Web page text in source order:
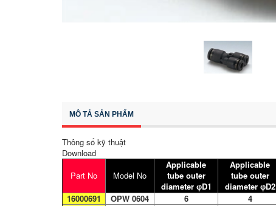
MÔ TẢ SẢN PHẨM
Thông số kỹ thuật
Download
Part No
Model No
Applicable
tube outer
diameter φD1
Applicable
tube outer
diameter φD2
16000691
OPW 0604 6 4